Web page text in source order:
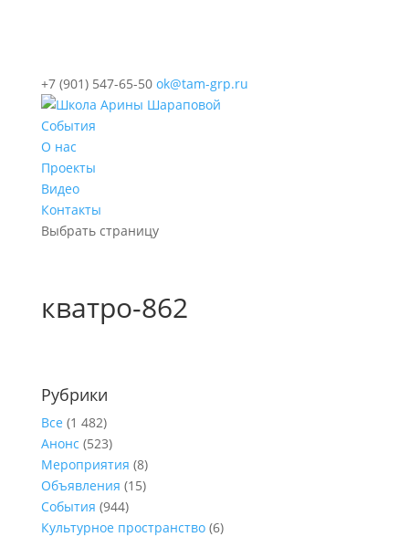
+7 (901) 547-65-50 ok@tam-grp.ru
События
О нас
Проекты
Видео
Контакты
Выбрать страницу
кватро-862
Рубрики
Все (1 482)
Анонс (523)
Мероприятия (8)
Объявления (15)
События (944)
Культурное пространство(6)